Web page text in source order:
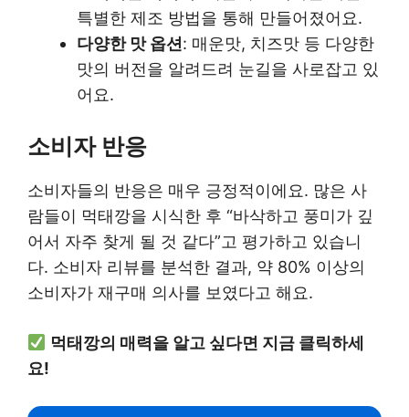
특별한 제조 방법을 통해 만들어졌어요.
다양한 맛 옵션 : 매운맛, 치즈맛 등 다양한
맛의 버전을 알려드려 눈길을 사로잡고 있
어요.
소비자 반응
소비자들의 반응은 매우 긍정적이에요. 많은 사
람들이 먹태깡을 시식한 후 “바삭하고 풍미가 깊
어서 자주 찾게 될 것 같다”고 평가하고 있습니
다. 소비자 리뷰를 분석한 결과, 약 80% 이상의
소비자가 재구매 의사를 보였다고 해요.
먹태깡의 매력을 알고 싶다면 지금 클릭하세
요!